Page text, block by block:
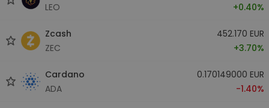
LEO
+0.40%
Zcash
ZEC
452.170 EUR
+3.70%
Cardano
ADA
0.170149000 EUR
-1.40%